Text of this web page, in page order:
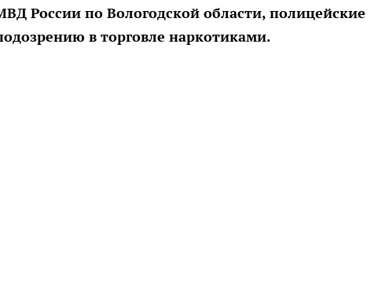
России по Вологодской области, полицейские
в торговле наркотиками.